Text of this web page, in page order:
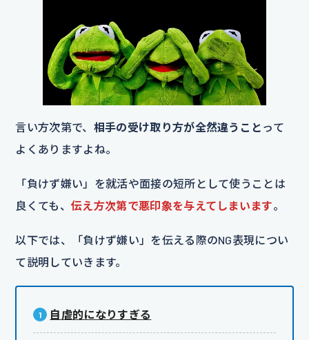
言い方次第で、 相手の受け取り方が全然違うこと って
よくありますよね。
「負けず嫌い」を就活や面接の短所として使うことは
良くても、 伝え方次第で悪印象を与えてしまいます。
以下では、「負けず嫌い」を伝える際のNG表現につい
て説明していきます。
自虐的になりすぎる